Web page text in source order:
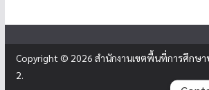
Copyright © 2026 สำนักงานเขตพื้นที่การศึกษ
2.